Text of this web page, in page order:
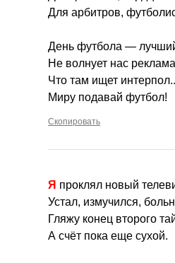
Для арбитров,
День футбола —
Не волнует нас
Что там ищет интерпол..
Миру подавай футбол!
Скопировать
Я проклял новый
Устал, измучился,
Гляжу конец второго
А счёт пока еще сухой.